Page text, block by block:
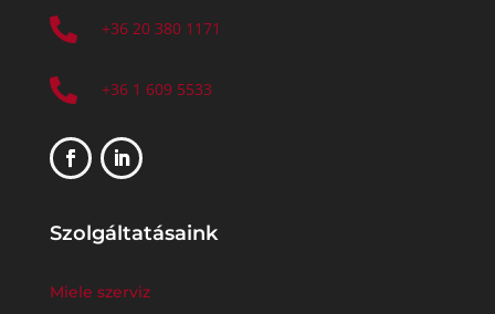
 +36 20 380 1171
 +36 1 609 5533
Szolgáltatásaink
Miele szerviz